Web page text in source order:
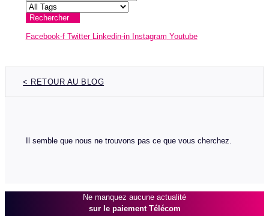
Rechercher
Facebook-f Twitter Linkedin-in Instagram Youtube
< RETOUR AU BLOG
Il semble que nous ne trouvons pas ce que vous cherchez.
Ne manquez aucune actualité
sur le paiement Télécom